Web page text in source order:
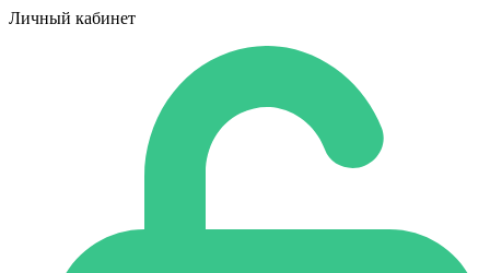
Личный кабинет